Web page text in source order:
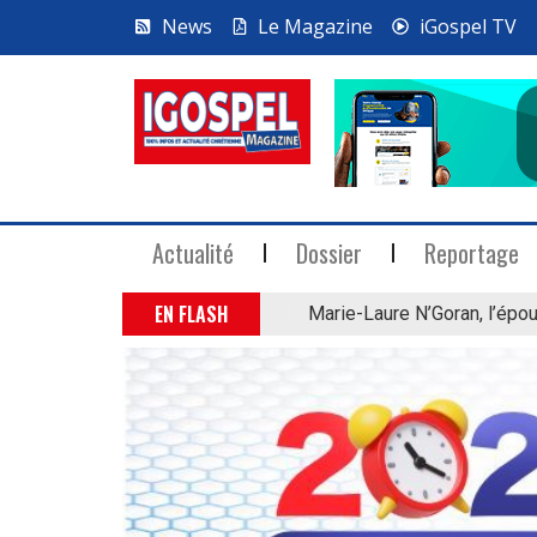
News Le Magazine iGospel TV
Actualité Dossier Reportage
EN FLASH Marie-Laure N’Goran,